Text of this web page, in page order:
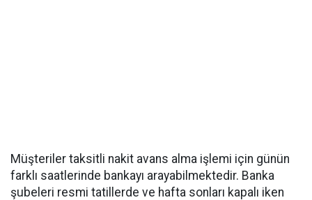
Müşteriler taksitli nakit avans alma işlemi için günün
farklı saatlerinde bankayı arayabilmektedir. Banka
şubeleri resmi tatillerde ve hafta sonları kapalı iken